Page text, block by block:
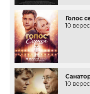
Голос
10
10